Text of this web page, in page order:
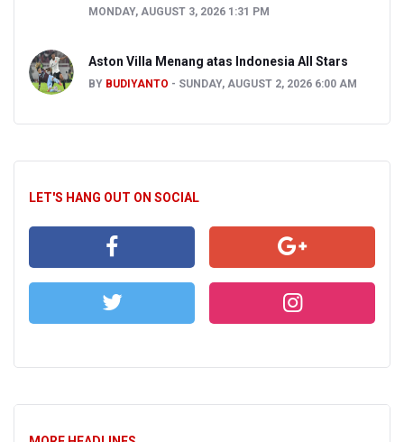
MONDAY, AUGUST 3, 2026 1:31 PM
Aston Villa Menang atas Indonesia All Stars
BY BUDIYANTO SUNDAY, AUGUST 2, 2026 6:00 AM
LET'S HANG OUT ON SOCIAL